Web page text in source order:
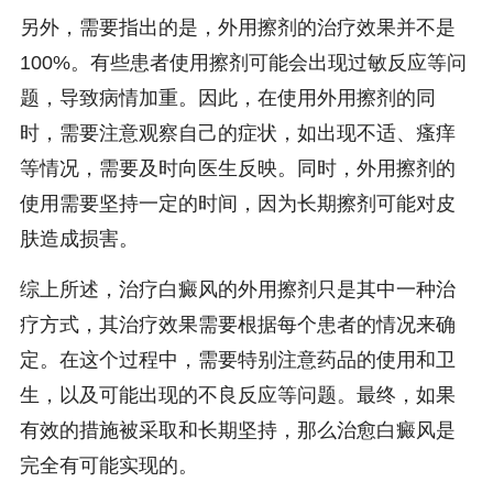
另外，需要指出的是，外用擦剂的治疗效果并不是
100%。有些患者使用擦剂可能会出现过敏反应等问
题，导致病情加重。因此，在使用外用擦剂的同
时，需要注意观察自己的症状，如出现不适、瘙痒
等情况，需要及时向医生反映。同时，外用擦剂的
使用需要坚持一定的时间，因为长期擦剂可能对皮
肤造成损害。
综上所述，治疗白癜风的外用擦剂只是其中一种治
疗方式，其治疗效果需要根据每个患者的情况来确
定。在这个过程中，需要特别注意药品的使用和卫
生，以及可能出现的不良反应等问题。最终，如果
有效的措施被采取和长期坚持，那么治愈白癜风是
完全有可能实现的。